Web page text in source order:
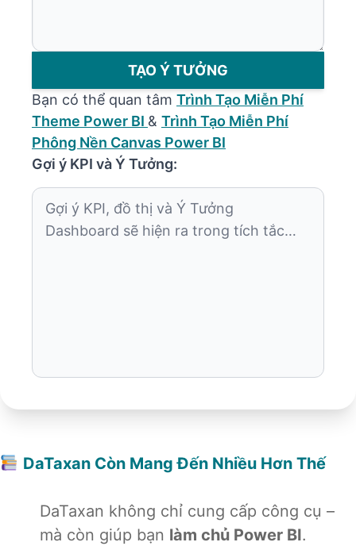
TẠO Ý TƯỞNG
Bạn có thể quan tâm Trình Tạo Miễn Phí
Theme Power BI & Trình Tạo Miễn Phí
Phông Nền Canvas Power BI
Gợi ý KPI và Ý Tưởng:
Gợi ý KPI, đồ thị và Ý Tưởng
Dashboard sẽ hiện ra trong tích tắc…
DaTaxan Còn Mang Đến Nhiều Hơn Thế
DaTaxan không chỉ cung cấp công cụ –
mà còn giúp bạn làm chủ Power BI.